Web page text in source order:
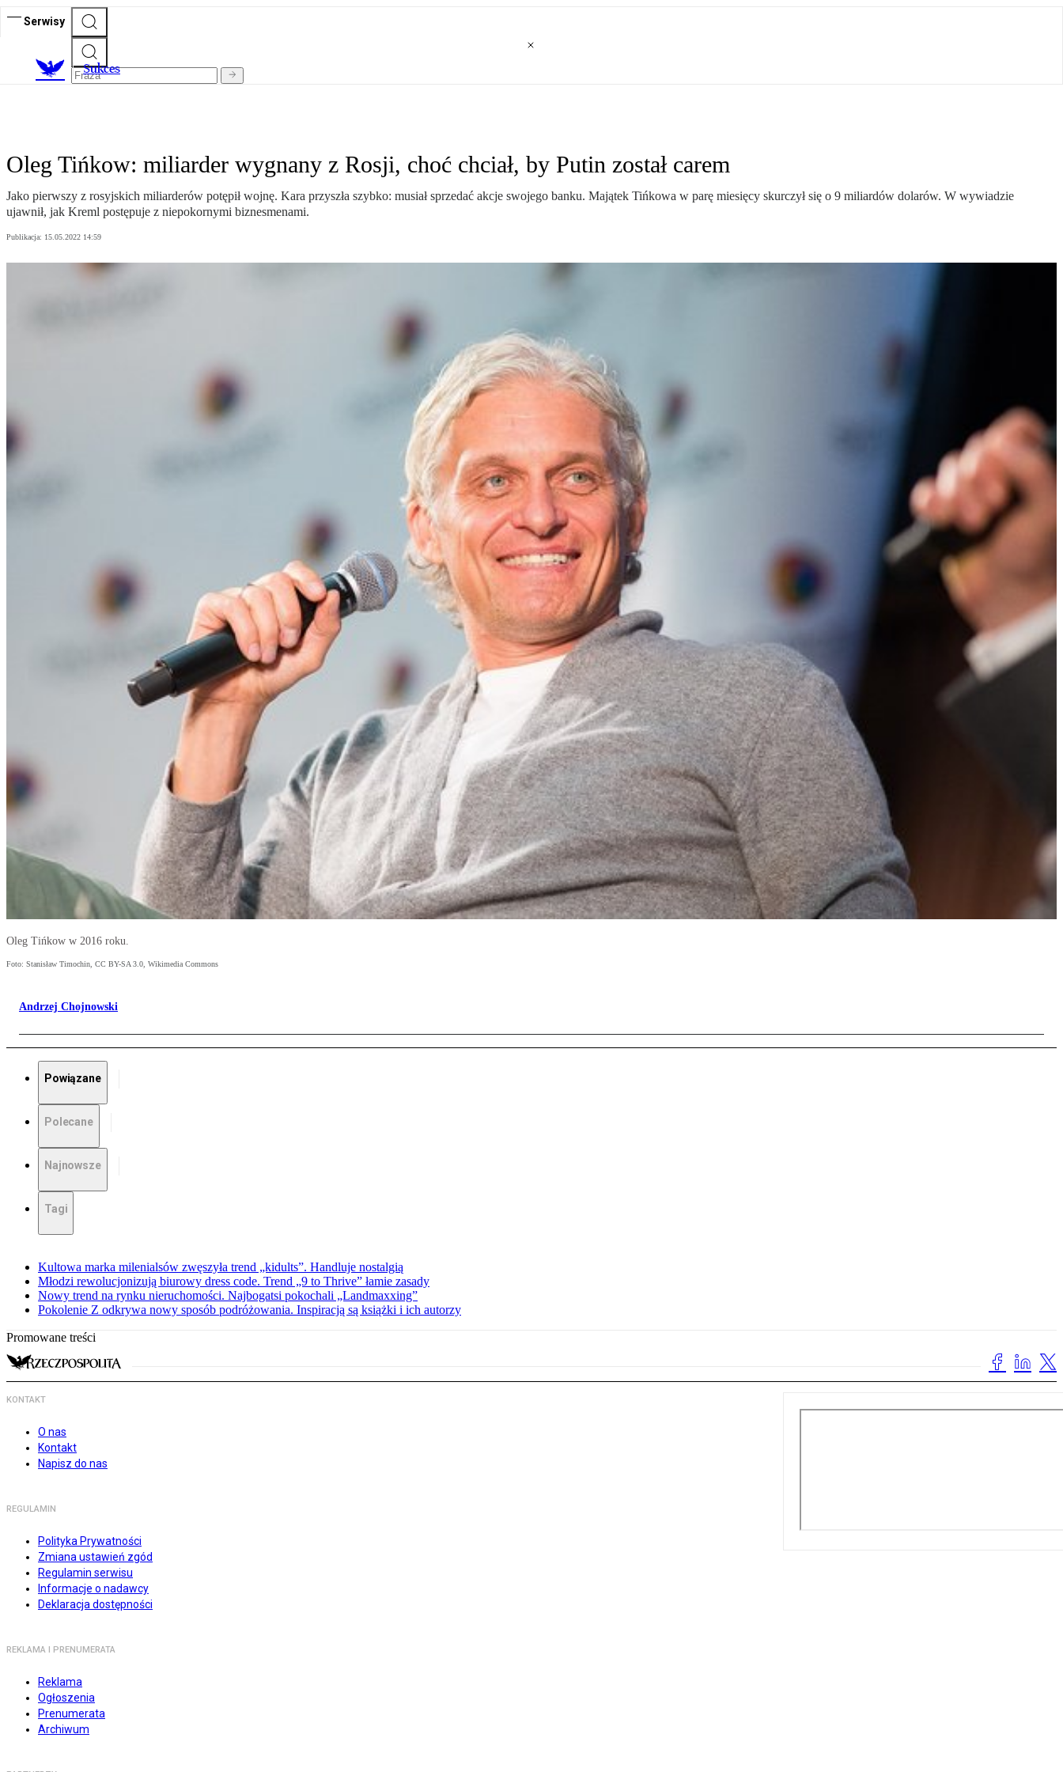
Serwisy
Sukces
Oleg Tińkow: miliarder wygnany z Rosji, choć chciał, by Putin został carem
Jako pierwszy z rosyjskich miliarderów potępił wojnę. Kara przyszła szybko: musiał sprzedać akcje swojego banku. Majątek Tińkowa w parę miesięcy skurczył się o 9 miliardów dolarów. W wywiadzie
ujawnił, jak Kreml postępuje z niepokornymi biznesmenami.
Publikacja: 15.05.2022 14:59
Oleg Tińkow w 2016 roku.
Foto: Stanisław Timochin, CC BY-SA 3.0, Wikimedia Commons
Andrzej Chojnowski
Powiązane
Polecane
Najnowsze
Tagi
Kultowa marka milenialsów zwęszyła trend „kidults”. Handluje nostalgią
Młodzi rewolucjonizują biurowy dress code. Trend „9 to Thrive” łamie zasady
Nowy trend na rynku nieruchomości. Najbogatsi pokochali „Landmaxxing”
Pokolenie Z odkrywa nowy sposób podróżowania. Inspiracją są książki i ich autorzy
Promowane treści
KONTAKT
O nas
Kontakt
Napisz do nas
REGULAMIN
Polityka Prywatności
Zmiana ustawień zgód
Regulamin serwisu
Informacje o nadawcy
Deklaracja dostępności
REKLAMA I PRENUMERATA
Reklama
Ogłoszenia
Prenumerata
Archiwum